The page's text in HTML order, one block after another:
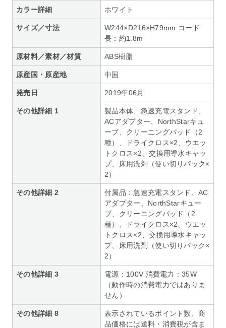
カラー詳細 ホワイト
サイズ／寸法
W244×D216×H79mm コード
長：約1.8m
原材料／素材／材質 ABS樹脂
原産国・原産地 中国
発売日 2019年06月
その他詳細 1
製品本体、急速充電スタンド、
ACアダプター、NorthStarキュ
ーブ、クリーニングパッド（2
種）、ドライクロス×2、ウエッ
トクロス×2、交換用導水キャッ
プ、床用洗剤（使い切りパック×
2）
その他詳細 2
付属品：急速充電スタンド、AC
アダプター、NorthStarキュー
ブ、クリーニングパッド（2
種）、ドライクロス×2、ウエッ
トクロス×2、交換用導水キャッ
プ、床用洗剤（使い切りパック×
2）
その他詳細 3
電源：100V 消費電力：35W
（動作時の消費電力ではありま
せん）
その他詳細 8
表示されているポイント数、商
品価格には送料・消費税が含ま